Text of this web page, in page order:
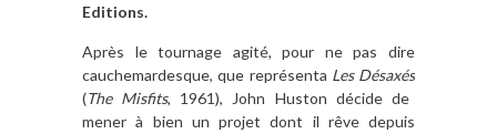
Editions.
Après le tournage agité, pour ne pas dire
cauchemardesque, que représenta Les Désaxés
(The Misfits, 1961), John Huston décide de
mener à bien un projet dont il rêve depuis